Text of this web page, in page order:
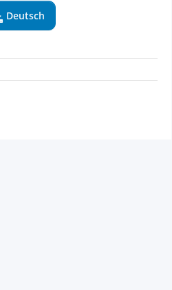
Deutsch